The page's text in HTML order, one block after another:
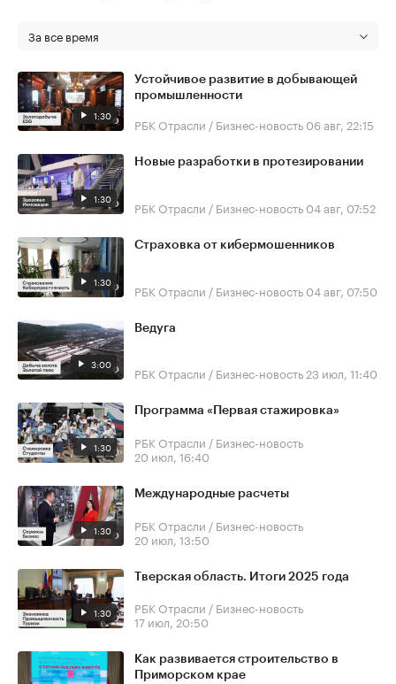
За все время
1:30
Устойчивое развитие в добывающей
промышленности
РБК Отрасли / Бизнес-новость 06 авг, 22:15
1:30
Новые разработки в протезировании
РБК Отрасли / Бизнес-новость 04 авг, 07:52
1:30
Страховка от кибермошенников
РБК Отрасли / Бизнес-новость 04 авг, 07:50
3:00
Ведуга
РБК Отрасли / Бизнес-новость 23 июл, 11:40
1:30
Программа «Первая стажировка»
РБК Отрасли / Бизнес-новость
20 июл, 16:40
1:30
Международные расчеты
РБК Отрасли / Бизнес-новость
20 июл, 13:50
1:30
Тверская область. Итоги 2025 года
РБК Отрасли / Бизнес-новость
17 июл, 20:50
Как развивается строительство в
Приморском крае